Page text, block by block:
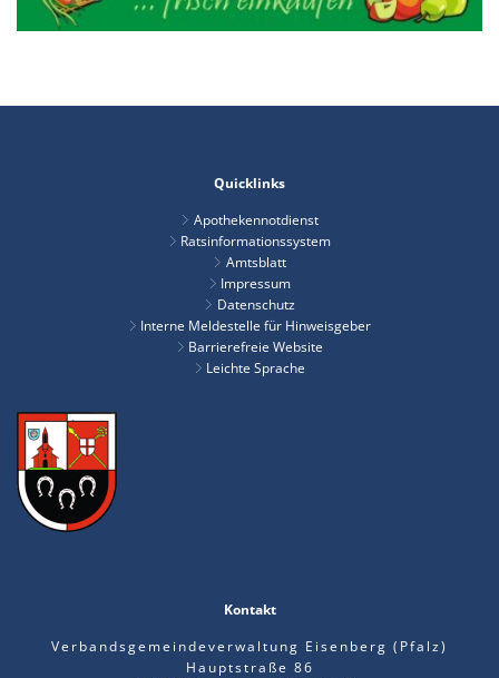
Quicklinks
Apothekennotdienst
Ratsinformationssystem
Amtsblatt
Impressum
Datenschutz
Interne Meldestelle für Hinweisgeber
Barrierefreie Website
Leichte Sprache
Kontakt
Verbandsgemeindeverwaltung Eisenberg (Pfalz)
Hauptstraße 86